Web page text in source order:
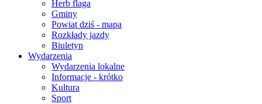
Herb flaga
Gminy
Powiat dziś - mapa
Rozkłady jazdy
Biuletyn
Wydarzenia
Wydarzenia lokalne
Informacje - krótko
Kultura
Sport